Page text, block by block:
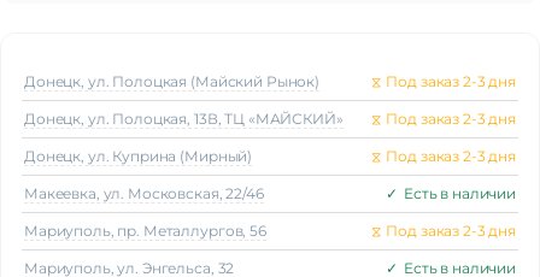
Донецк, ул. Полоцкая (Майский Рынок) ⧖ Под заказ 2-3 дня
Донецк, ул. Полоцкая, 13В, ТЦ «МАЙСКИЙ» ⧖ Под заказ 2-3 дня
Донецк, ул. Куприна (Мирный) ⧖ Под заказ 2-3 дня
Макеeвка, ул. Московская, 22/46 ✓ Есть в наличии
Мариуполь, пр. Металлургов, 56 ⧖ Под заказ 2-3 дня
Мариуполь, ул. Энгельса, 32 ✓ Есть в наличии